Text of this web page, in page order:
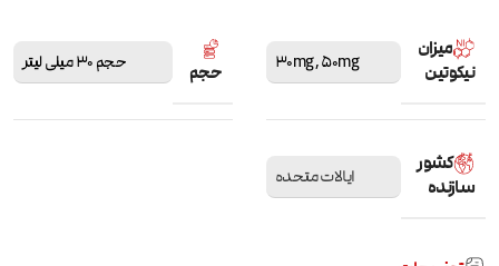
میزان
نیکوتین
30mg,50mg حجم حجم 30 میلی لیتر
کشور
سازنده
ایالات متحده